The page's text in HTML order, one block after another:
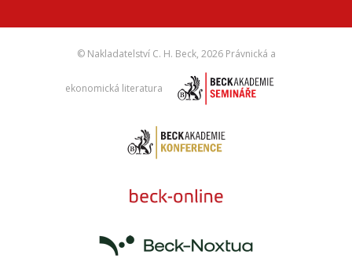
© Nakladatelství C. H. Beck, 2026 Právnická a
ekonomická literatura